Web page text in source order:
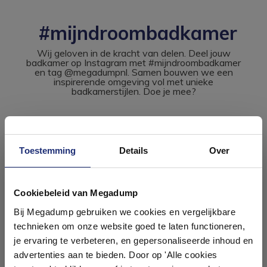
Toestemming Details Over
Cookiebeleid van Megadump
Bij Megadump gebruiken we cookies en vergelijkbare
technieken om onze website goed te laten functioneren,
je ervaring te verbeteren, en gepersonaliseerde inhoud en
advertenties aan te bieden. Door op 'Alle cookies
#mijndroombadkamer
Wij geloven in de kracht van delen. Deel jouw
badkamer op Instagram met #mijndroombadkamer
en tag @megadumpnl. Samen bouwen we een
inspirerende omgeving vol met unieke
badkamerstijlen. Doe je mee?
badkamers in onze 1000 m²
showroom
Laat je inspireren door 21 volledig ingerichte
badkameropstellingen – van compact tot luxe. Onze
ervaren adviseurs helpen je persoonlijk, en je vindt